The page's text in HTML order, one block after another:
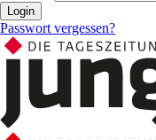
Login
Passwort vergessen?